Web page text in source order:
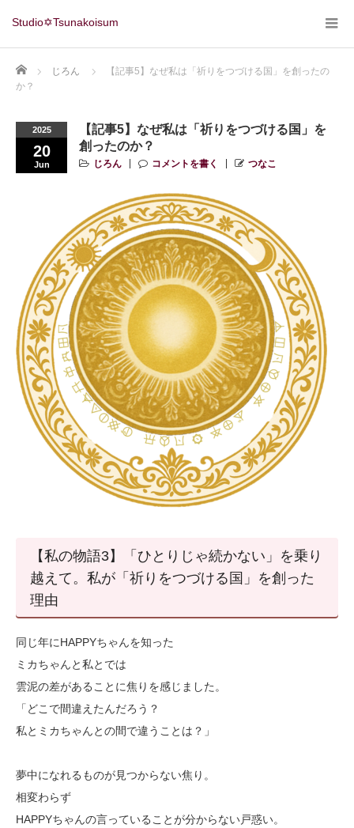
Studio✡Tsunakoisum
Home じろん
【記事5】なぜ私は「祈りをつづける国」を創ったの
か？
2025
20
Jun
【記事5】なぜ私は「祈りをつづける国」を
創ったのか？
じろん コメントを書く つなこ
【私の物語3】「ひとりじゃ続かない」を乗り
越えて。私が「祈りをつづける国」を創った
理由
同じ年にHAPPYちゃんを知った
ミカちゃんと私とでは
雲泥の差があることに焦りを感じました。
「どこで間違えたんだろう？
私とミカちゃんとの間で違うことは？」
夢中になれるものが見つからない焦り。
相変わらず
HAPPYちゃんの言っていることが分からない戸惑い。